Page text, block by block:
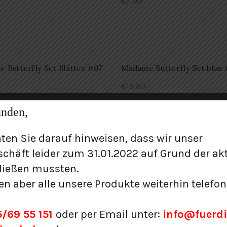
Butterfly Set Blätter #07
Madame Butterfly Set blau
€ 19,90
1-16 #01
Minibag Motiv Drache rot
€9,50
Sie darauf hinweisen, dass wir unser
leider zum 31.01.2022 auf Grund der
mussten.
aber alle unsere Produkte weiterhin
69 55 151 oder per Email unter: